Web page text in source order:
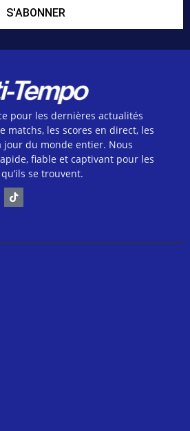
S'ABONNER
pour les dernières actualités
matchs, les scores en direct, les
jour du monde entier. Nous
fiable et captivant pour les
se trouvent.